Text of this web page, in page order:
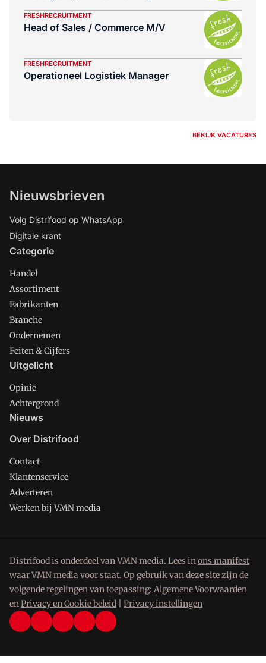
FRESHRECRUITMENT
Head of Sales / Commerce M/V
FRESHRECRUITMENT
Operationeel Logistiek Manager
BEKIJK VACATURES
Nieuwsbrieven
Volg Distrifood op WhatsApp
Digitale krant
Categorie
Handel
Assortiment
Fabrikanten
Branche
Ondernemen
Feiten & Cijfers
Uitgelicht
Opinie
Achtergrond
Nieuws
Over Distrifood
Contact
Klantenservice
Adverteren
Werken bij VMN media
Distrifood is onderdeel van VMN media. Lees inons manifest
waar VMN media voor staat. Op gebruik van deze site zijn de
volgende regelingen van toepassing: Algemene Voorwaarden
enPrivacy en Cookie beleid Privacy instellingen